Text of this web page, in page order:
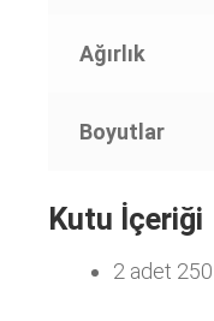
Ağırlık
Boyutlar
Kutu İçeriği
2 adet